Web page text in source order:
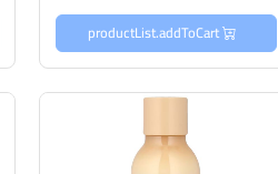
productList.addToCart